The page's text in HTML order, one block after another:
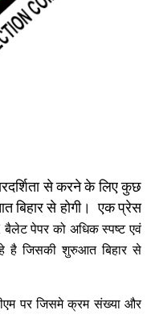
से करने के लिए कुछ
बिहार से होगी। एक प्रेस
बैलेट पेपर को अधिक स्पष्ट एवं
है जिसकी शुरुआतबिहार से
पर जिसमेक्रम संख्या और